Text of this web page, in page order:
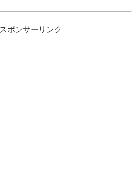
スポンサーリンク